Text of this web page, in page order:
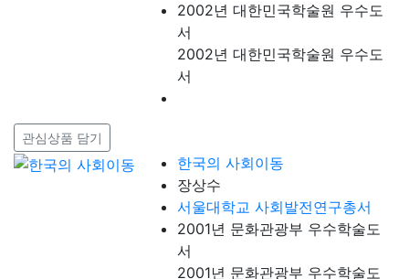
2002년 대한민국학술원 우수도
서
2002년 대한민국학술원 우수도
서
관심상품 담기
한국의 사회이동
장상수
서울대학교 사회발전연구총서
2001년 문화관광부 우수학술도
서
2001년 문화관광부 우수학술도